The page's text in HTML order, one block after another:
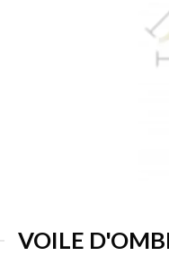
VOILE